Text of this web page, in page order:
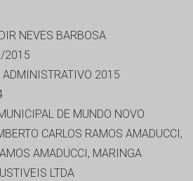
NEVES BARBOSA
2015
ADMINISTRATIVO 2015
DE MUNDO NOVO
CARLOS RAMOS AMADUCCI,
AMADUCCI, MARINGA
LTDA